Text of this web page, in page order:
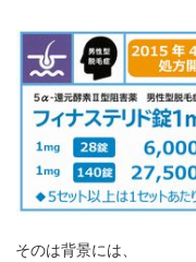
そのは背景には、